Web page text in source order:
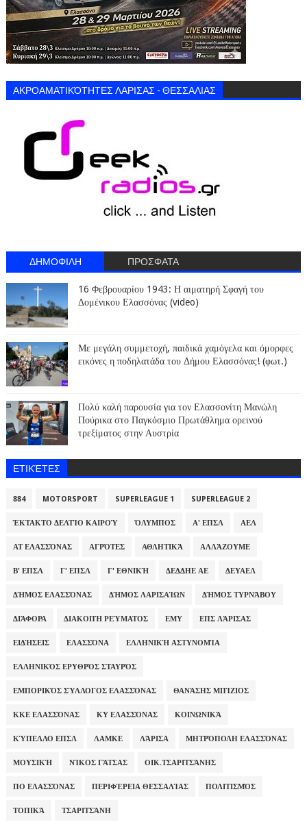
ΑΚΡΟΑΜΑΤΙΚΌΤΗΤΕΣ ΛΑΡΙΣΑΣ - ΘΕΣΣΑΛΙΑΣ
ΔΗΜΟΦΙΛΗ ΠΡΟΣΦΑΤΑ
16 Φεβρουαρίου 1943: Η αιματηρή Σφαγή του
Δομένικου Ελασσόνας (video)
Με μεγάλη συμμετοχή, παιδικά χαμόγελα και όμορφες
εικόνες η ποδηλατάδα του Δήμου Ελασσόνας! (φωτ.)
Πολύ καλή παρουσία για τον Ελασσονίτη Μανώλη
Πούρικα στο Παγκόσμιο Πρωτάθλημα ορεινού
τρεξίματος στην Αυστρία
ΕΤΙΚΈΤΕΣ
884 MOTORSPORT SUPERLEAGUE 1 SUPERLEAGUE 2
ΈΚΤΑΚΤΟ ΔΕΛΤΊΟ ΚΑΙΡΟΎ ΌΛΥΜΠΟΣ Α' ΕΠΣΛ ΑΕΛ
ΑΤ ΕΛΑΣΣΌΝΑΣ ΑΓΡΌΤΕΣ ΑΘΛΗΤΙΚΆ ΑΛΛΆΖΟΥΜΕ
Β' ΕΠΣΛ Γ' ΕΠΣΛ Γ' ΕΘΝΙΚΉ ΔΕΔΔΗΕ ΑΕ ΔΕΥΑΕΛ
ΔΉΜΟΣ ΕΛΑΣΣΌΝΑΣ ΔΉΜΟΣ ΛΑΡΙΣΑΊΩΝ ΔΉΜΟΣ ΤΥΡΝΆΒΟΥ
ΔΙΆΦΟΡΑ ΔΙΑΚΟΠΉ ΡΕΎΜΑΤΟΣ ΕΜΥ ΕΠΣ ΛΆΡΙΣΑΣ
ΕΙΔΉΣΕΙΣ ΕΛΑΣΣΌΝΑ ΕΛΛΗΝΙΚΉ ΑΣΤΥΝΟΜΊΑ
ΕΛΛΗΝΙΚΌΣ ΕΡΥΘΡΌΣ ΣΤΑΥΡΌΣ
ΕΜΠΟΡΙΚΌΣ ΣΎΛΛΟΓΟΣ ΕΛΑΣΣΌΝΑΣ ΘΑΝΆΣΗΣ ΜΠΊΖΙΟΣ
ΚΚΕ ΕΛΑΣΣΌΝΑΣ ΚΥ ΕΛΑΣΣΌΝΑΣ ΚΟΙΝΩΝΙΚΆ
ΚΎΠΕΛΛΟ ΕΠΣΛ ΛΑΜΚΕ ΛΆΡΙΣΑ ΜΗΤΡΌΠΟΛΗ ΕΛΑΣΣΌΝΑΣ
ΜΟΥΣΙΚΉ ΝΊΚΟΣ ΓΆΤΣΑΣ ΟΙΚ.ΤΣΑΡΙΤΣΆΝΗΣ
ΠΟ ΕΛΑΣΣΌΝΑΣ ΠΕΡΙΦΈΡΕΙΑ ΘΕΣΣΑΛΊΑΣ ΠΟΛΙΤΙΣΜΌΣ
ΤΟΠΙΚΆ ΤΣΑΡΙΤΣΆΝΗ